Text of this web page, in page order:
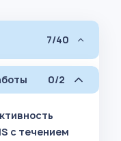
7/40
0/2
с течением